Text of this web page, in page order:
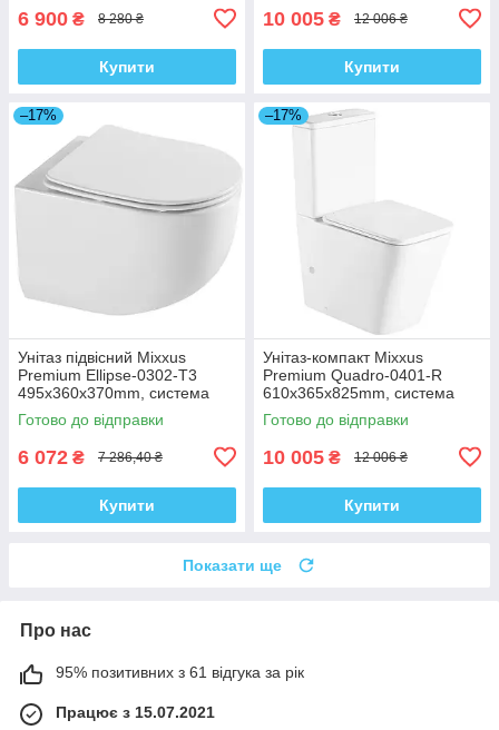
6 900 ₴ 8 280 ₴
Купити
10 005 ₴ 12 006 ₴
Купити
–17%
Унітаз підвісний Mixxus
Premium Ellipse-0302-T3
495x360x370mm, система
змиву Tornado 3.0 (MP6462)
Готово до відправки
6 072 ₴ 7 286,40 ₴
Купити
–17%
Унітаз-компакт Mixxus
Premium Quadro-0401-R
610x365x825mm, система
змиву RIMLESS (MP6457)
Готово до відправки
10 005 ₴ 12 006 ₴
Купити
Показати ще
Про нас
95% позитивних з 61 відгука за рік
Працює з 15.07.2021